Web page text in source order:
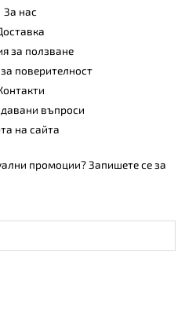
За нас
за ползване
поверителност
въпроси
на сайта
промоции? Запишете се за